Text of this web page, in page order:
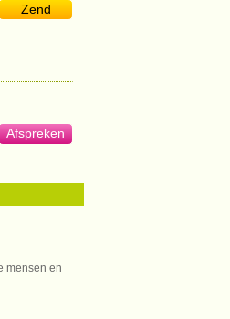
Zend
Afspreken
mensen en